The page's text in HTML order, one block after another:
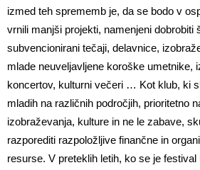
izmed teh sprememb je, da se bodo v
vrnili manjši projekti, namenjeni dobrobiti
subvencionirani tečaji, delavnice,
mlade neuveljavljene koroške umetnike,
koncertov, kulturni večeri … Kot klub, ki
mladih na različnih področjih, prioritetno
izobraževanja, kulture in ne le zabave,
razporediti razpoložljive finančne in
resurse. V preteklih letih, ko se je